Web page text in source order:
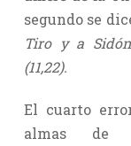
segundo se
Tiro y a
(11,22).
El cuarto
almas de